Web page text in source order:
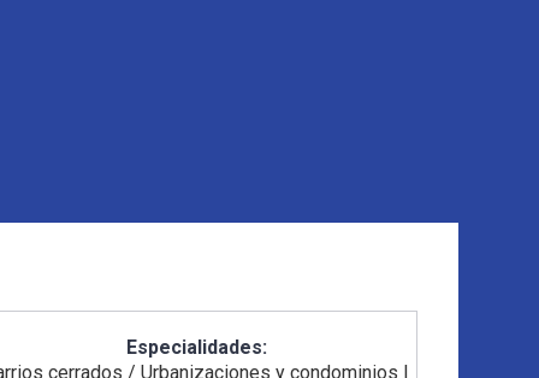
Especialidades:
cerrados / Urbanizaciones y condominios |